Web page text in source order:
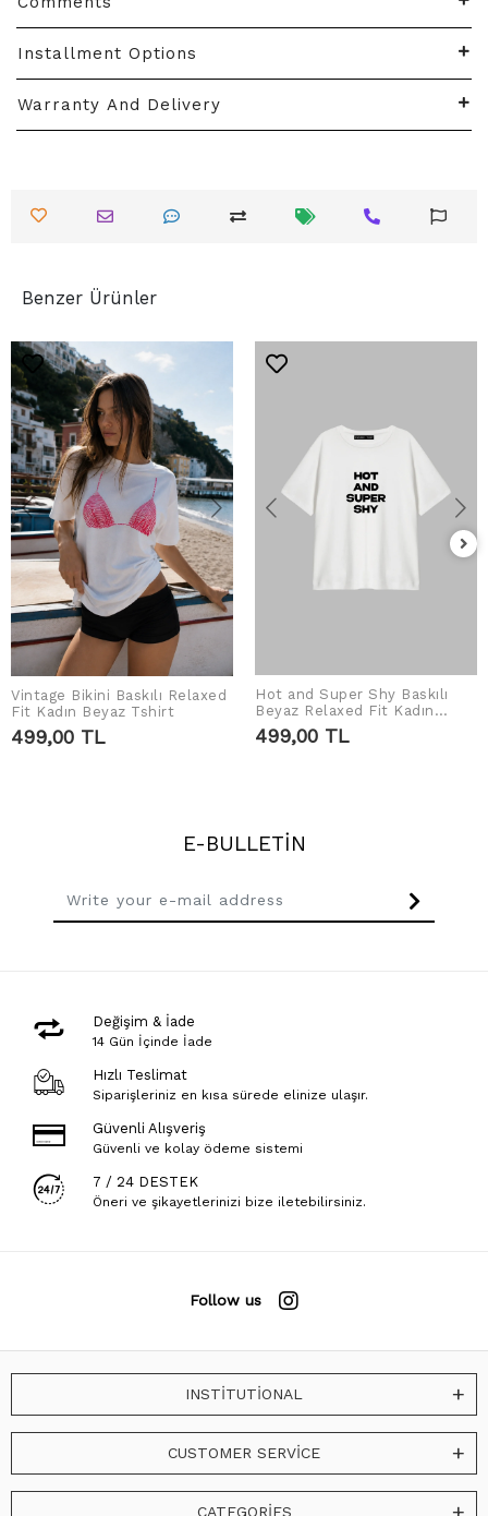
Installment Options
Warranty And Delivery
Benzer Ürünler
ADD TO CART
Vintage Bikini Baskılı Relaxed
Fit Kadın Beyaz Tshirt
499,00 TL
ADD TO CART
Hot and Super Shy Baskılı
Beyaz Relaxed Fit Kadın
Tshirt
499,00 TL
E-BULLETİN
Değişim & İade
14 Gün İçinde İade
Hızlı Teslimat
Siparişleriniz en kısa sürede elinize ulaşır.
Güvenli Alışveriş
Güvenli ve kolay ödeme sistemi
7 / 24 DESTEK
Öneri ve şikayetlerinizi bize iletebilirsiniz.
Follow us
INSTİTUTİONAL
CUSTOMER SERVİCE
CATEGORİES